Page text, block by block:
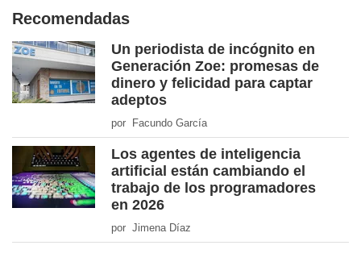
Recomendadas
Un periodista de incógnito en
Generación Zoe: promesas de
dinero y felicidad para captar
adeptos
por Facundo García
Los agentes de inteligencia
artificial están cambiando el
trabajo de los programadores
en 2026
por Jimena Díaz